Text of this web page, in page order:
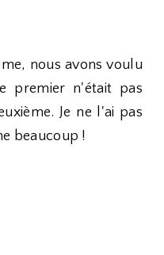
nous avons voulu
premier n'était pas
Je ne l'ai pas
beaucoup !